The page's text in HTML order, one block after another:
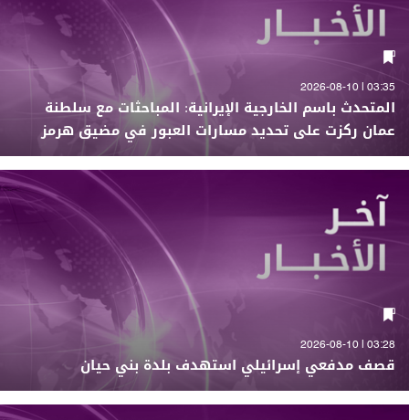
03:35 | 2026-08-10
المتحدث باسم الخارجية الإيرانية: المباحثات مع سلطنة
عمان ركزت على تحديد مسارات العبور في مضيق هرمز
03:28 | 2026-08-10
قصف مدفعي إسرائيلي استهدف بلدة بني حيان